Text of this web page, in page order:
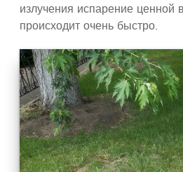
излучения испарение ценной
происходит очень быстро.